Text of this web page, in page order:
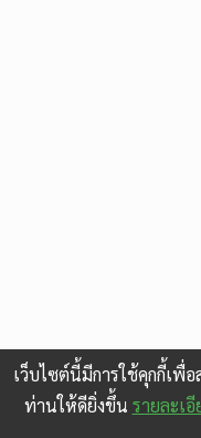
เว็บไซต์นี้มีการใช้คุกกี้เพื่
ท่านให้ดียิ่งขึ้น รายละเ